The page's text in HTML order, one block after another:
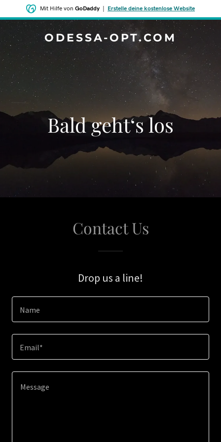
Mit Hilfe von GoDaddy Erstelle deine kostenlose Website
ODESSA-OPT.COM
Bald geht‘s los
Contact Us
Drop us a line!
Name
Email*